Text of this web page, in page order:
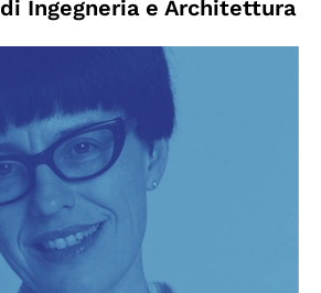
Ingegneria e Architettura